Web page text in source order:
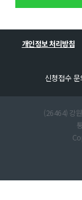
개인정보 처리방침
신청접수 문
(26464) 강